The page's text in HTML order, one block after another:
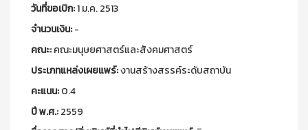
วันที่ขอเบิก:1 ม.ค. 2513
จำนวนเงิน:-
คณะ:คณะมนุษยศาสตร์และสังคมศาสตร์
ประเภทแหล่งเผยแพร์:งานสร้างสรรค์ระดับสถาบัน
คะแนน:0.4
ปี พ.ศ.:2559